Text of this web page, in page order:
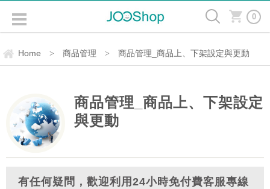
0
Home > 商品管理 > 商品管理_商品上、下架設定與更動
商品管理_商品上、下架設定
與更動
有任何疑問，歡迎利用24小時免付費客服專線